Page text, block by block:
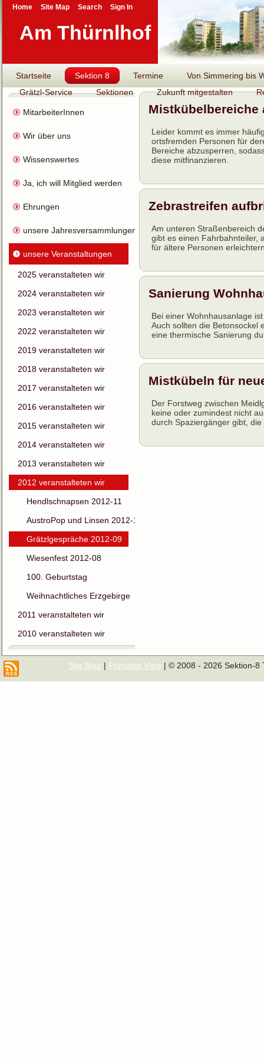
Am Thürnlhof
Startseite Sektion 8 Termine
Von Simmering bis
Grätzl-Service
Sektionen Zukunft mitgestalten
MitarbeiterInnen
Wir über uns
Wissenswertes
Ja, ich will Mitglied werden
Ehrungen
unsere Jahresversammlungen
unsere Veranstaltungen
2025 veranstalteten wir
2024 veranstalteten wir
2023 veranstalteten wir
2022 veranstalteten wir
2019 veranstalteten wir
2018 veranstalteten wir
2017 veranstalteten wir
2016 veranstalteten wir
2015 veranstalteten wir
2014 veranstalteten wir
2013 veranstalteten wir
2012 veranstalteten wir
Hendlschnapsen 2012-11
AustroPop und Linsen 2012-11
Grätzlgespräche 2012-09
Wiesenfest 2012-08
100. Geburtstag
Weihnachtliches Erzgebirge
2011 veranstalteten wir
2010 veranstalteten wir
Mistkübelbereiche
Leider kommt es immer
ortsfremden Personen für
Bereiche abzusperren,
diese mitfinanzieren.
Zebrastreifen
Am unteren Straßenbereich
gibt es einen Fahrbahnteiler,
für ältere Personen
Sanierung
Bei einer Wohnhausanlage
Auch sollten die Betonsockel
eine thermische Sanierung
Mistkübeln für
Der Forstweg zwischen
keine oder zumindest nicht
durch Spaziergänger gibt,
Site Map | Printable View| © 2008 - 2026 Sektion-8
Home Site Map Search Sign In